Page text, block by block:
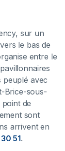
sur un
le bas de
entre le
peuplé avec
Brice-sous-
de
sont
arrivent en
51.